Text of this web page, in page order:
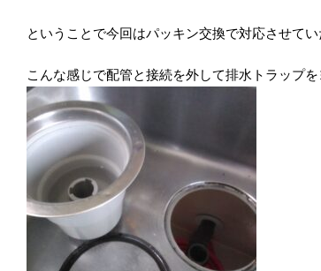
ということで今回はパッキン交換で対応させて
こんな感じで配管と接続を外して排水トラップ